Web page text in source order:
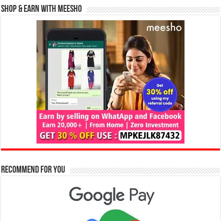
Shop & Earn with Meesho
Recommend for You